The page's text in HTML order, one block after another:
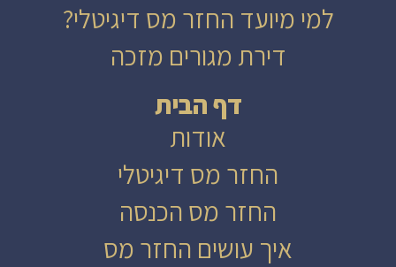
למי מיועד החזר מס דיגיטלי?
דירת מגורים מזכה
דף הבית
אודות
החזר מס דיגיטלי
החזר מס הכנסה
איך עושים החזר מס